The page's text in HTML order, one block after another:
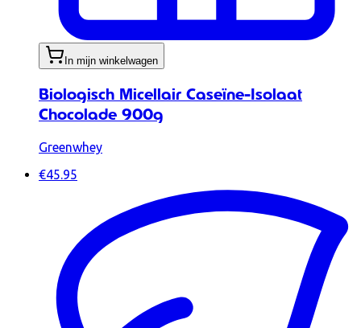
In mijn winkelwagen
Biologisch Micellair Caseïne-Isolaat
Chocolade 900g
Greenwhey
€45.95